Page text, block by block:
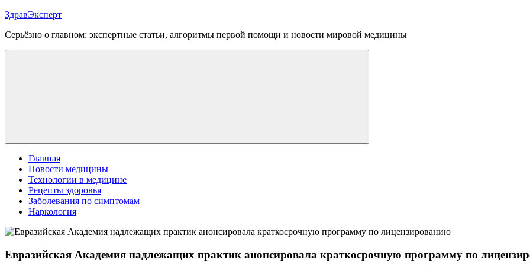
Перейти
содержимому
ЗдравЭксперт
Серьёзно о главном: экспертные статьи, алгоритмы первой помощи и новости мировой медицины
Меню
Главная
Новости медицины
Технологии в медицине
Рецепты здоровья
Заболевания по симптомам
Наркология
Евразийская Академия надлежащих практик анонсировала краткосрочную программу по